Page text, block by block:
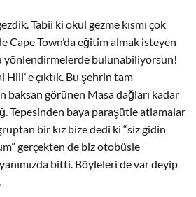
Tabii ki okul gezme kısmı çok
Cape Town’da eğitim almak isteyen
yönlendirmelerde bulunabiliyorsun!
e çıktık. Bu şehrin tam
baksan görünen Masa dağları kadar
Tepesinden baya paraşütle atlamalar
bir kız bize dedi ki “siz gidin
gerçekten de biz otobüsle
bitti. Böyleleri de var deyip